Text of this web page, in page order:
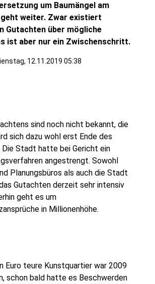
um Baumängel am
weiter. Zwar existiert
Gutachten über mögliche
ist aber nur ein Zwischenschritt.
12.11.2019 05:38
sind noch nicht bekannt, die
sich dazu wohl erst Ende des
Die Stadt hatte bei Gericht ein
angestrengt. Sowohl
Planungsbüros als auch die Stadt
Gutachten derzeit sehr intensiv
geht es um
in Millionenhöhe.
Euro teure Kunstquartier war 2009
schon bald hatte es Beschwerden